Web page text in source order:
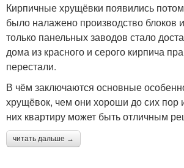
Кирпичные хрущёвки появились
было налажено производство блоков
только панельных заводов стало
дома из красного и серого кирпича
перестали.
В чём заключаются основные
хрущёвок, чем они хороши до сих пор
них квартиру может быть отличным
читать дальше →